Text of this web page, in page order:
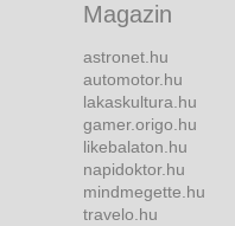
Magazin
astronet.hu
automotor.hu
lakaskultura.hu
gamer.origo.hu
likebalaton.hu
napidoktor.hu
mindmegette.hu
travelo.hu